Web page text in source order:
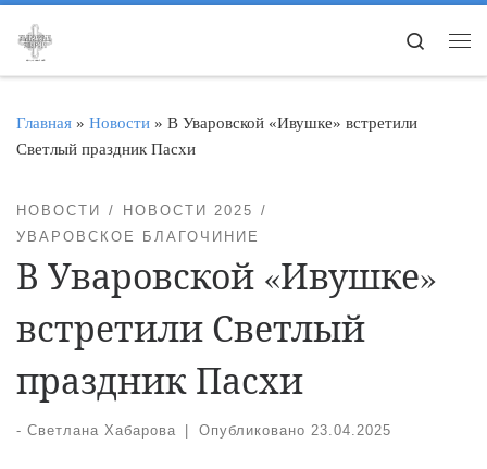
Перейти к содержимому
Search
Главная » Новости » В Уваровской «Ивушке» встретили
Светлый праздник Пасхи
НОВОСТИ
НОВОСТИ 2025
УВАРОВСКОЕ БЛАГОЧИНИЕ
В Уваровской «Ивушке»
встретили Светлый
праздник Пасхи
- Светлана Хабарова Опубликовано 23.04.2025